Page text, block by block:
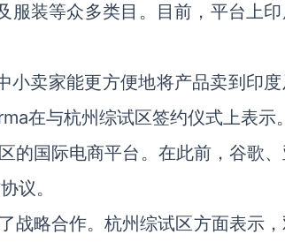
装等众多类目。目前，平台上
小卖家能更方便地将产品卖到印
在与杭州综试区签约仪式上表示。
的国际电商平台。在此前，谷歌、
议。
战略合作。杭州综试区方面表示